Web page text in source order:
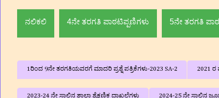
ನಲಿಕಲಿ 4ನೇ ತರಗತಿ ಪಾಠಟಿಪ್ಪಣಿಗಳು 5ನೇ ತರಗತಿ
1ರಿಂದ 9ನೇ ತರಗತಿಯವರಗೆ ಮಾದರಿ ಪ್ರಶ್ನೆ ಪತ್ರಿಕೆಗಳು-2023 SA-2 2021 ರ
2023-24 ನೇ ಸಾಲಿನ ಶಾಲಾ ಶೈಕ್ಷಣಿಕ ದಾಖಲೆಗಳು 2024-25 ನೇ ಸಾಲಿನ